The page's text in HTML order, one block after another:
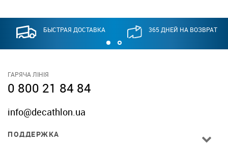
БЫСТРАЯ ДОСТАВКА 365 ДНЕЙ НА ВОЗВРАТ
ГАРЯЧА ЛІНІЯ
0 800 21 84 84
info@decathlon.ua
ПОДДЕРЖКА